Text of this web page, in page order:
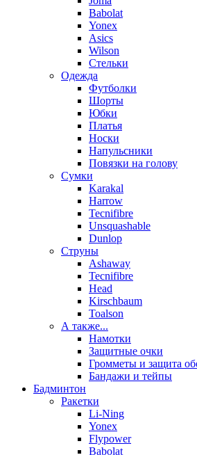
Babolat
Yonex
Asics
Wilson
Стельки
Одежда
Футболки
Шорты
Юбки
Платья
Носки
Напульсники
Повязки на голову
Сумки
Karakal
Harrow
Tecnifibre
Unsquashable
Dunlop
Струны
Ashaway
Tecnifibre
Head
Kirschbaum
Toalson
А также...
Намотки
Защитные очки
Громметы и защита
Бандажи и тейпы
Бадминтон
Ракетки
Li-Ning
Yonex
Flypower
Babolat